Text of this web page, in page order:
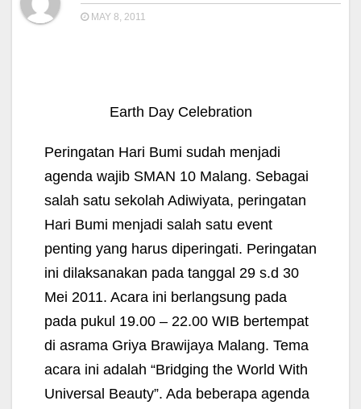
MAY 8, 2011
Earth Day Celebration
Peringatan Hari Bumi sudah menjadi
agenda wajib SMAN 10 Malang. Sebagai
salah satu sekolah Adiwiyata, peringatan
Hari Bumi menjadi salah satu event
penting yang harus diperingati. Peringatan
ini dilaksanakan pada tanggal 29 s.d 30
Mei 2011. Acara ini berlangsung pada
pada pukul 19.00 – 22.00 WIB bertempat
di asrama Griya Brawijaya Malang. Tema
acara ini adalah “Bridging the World With
Universal Beauty”. Ada beberapa agenda